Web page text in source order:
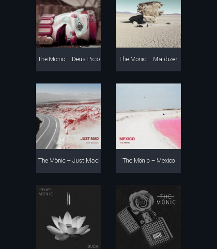
The Mönic – Deus Picio The Mönic – Maldizer
The Mönic – Just Mad The Mönic – Mexico